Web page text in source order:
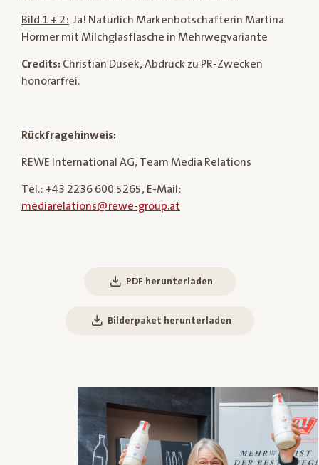
Bild 1 + 2: Ja! Natürlich Markenbotschafterin Martina
Hörmer mit Milchglasflasche in Mehrwegvariante
Credits: Christian Dusek, Abdruck zu PR-Zwecken
honorarfrei.
Rückfragehinweis:
REWE International AG, Team Media Relations
Tel.: +43 2236 600 5265, E-Mail:
mediarelations@rewe-group.at
PDF herunterladen
Bilderpaket herunterladen